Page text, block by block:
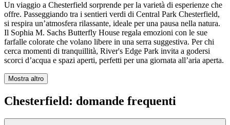
Un viaggio a Chesterfield sorprende per la varietà di esperienze che
offre. Passeggiando tra i sentieri verdi di Central Park Chesterfield,
si respira un’atmosfera rilassante, ideale per una pausa nella natura.
Il Sophia M. Sachs Butterfly House regala emozioni con le sue
farfalle colorate che volano libere in una serra suggestiva. Per chi
cerca momenti di tranquillità, River's Edge Park invita a godersi
scorci d’acqua e spazi aperti, perfetti per una giornata all’aria aperta.
Mostra altro
Chesterfield: domande frequenti